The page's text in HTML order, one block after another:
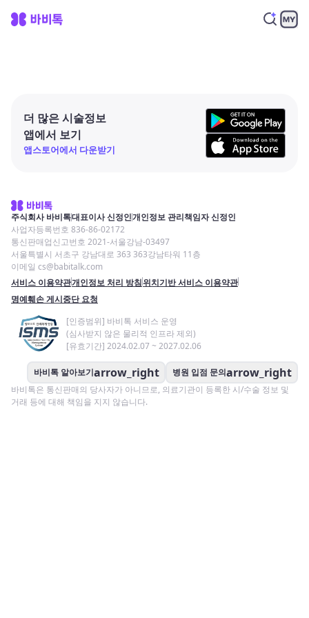
더 많은 시술정보
앱에서 보기
앱스토어에서 다운받기
주식회사 바비톡대표이사 신정인개인정보 관리책임자 신정인
사업자등록번호 836-86-02172
통신판매업신고번호 2021-서울강남-03497
서울특별시 서초구 강남대로 363 363강남타워 11층
이메일 cs@babitalk.com
서비스 이용약관개인정보 처리 방침위치기반 서비스 이용약관
명예훼손 게시중단 요청
[인증범위] 바비톡 서비스 운영
(심사받지 않은 물리적 인프라 제외)
[유효기간] 2024.02.07 ~ 2027.02.06
바비톡 알아보기arrow_right 병원 입점 문의arrow_right
바비톡은 통신판매의 당사자가 아니므로, 의료기관이 등록한 시/수술 정보 및
거래 등에 대해 책임을 지지 않습니다.